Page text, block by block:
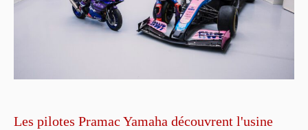
Les pilotes Pramac Yamaha découvrent l'usine